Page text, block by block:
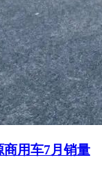
商用车7月销量